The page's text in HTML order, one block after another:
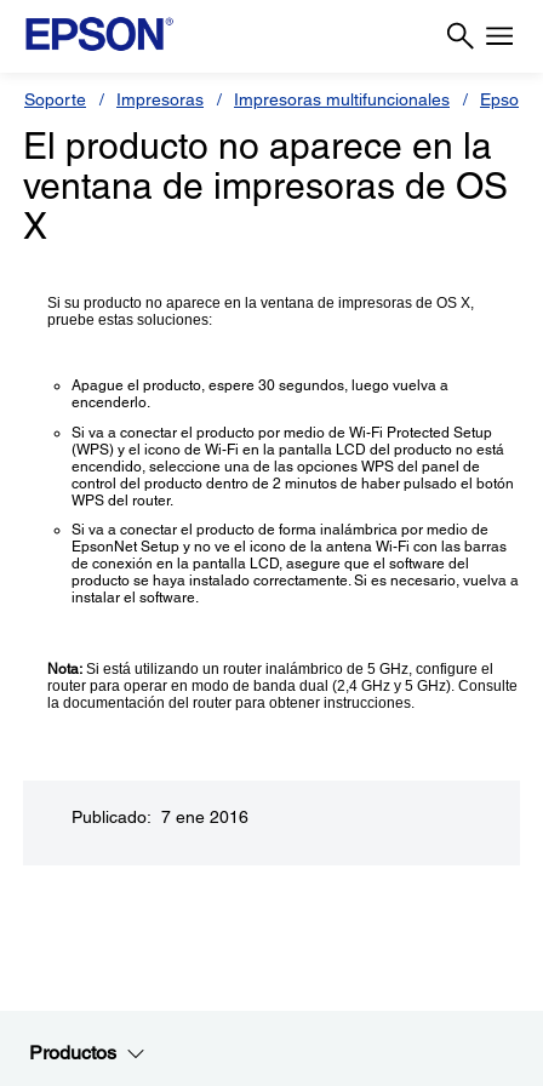
Soporte Impresoras Impresoras multifuncionales Epson L
El producto no aparece en la
ventana de impresoras de OS
X
Si su producto no aparece en la ventana de impresoras de OS X,
pruebe estas soluciones:
Apague el producto, espere 30 segundos, luego vuelva a
encenderlo.
Si va a conectar el producto por medio de Wi-Fi Protected Setup
(WPS) y el icono de Wi-Fi en la pantalla LCD del producto no está
encendido, seleccione una de las opciones WPS del panel de
control del producto dentro de 2 minutos de haber pulsado el botón
WPS del router.
Si va a conectar el producto de forma inalámbrica por medio de
EpsonNet Setup y no ve el icono de la antena Wi-Fi con las barras
de conexión en la pantalla LCD, asegure que el software del
producto se haya instalado correctamente. Si es necesario, vuelva a
instalar el software.
Nota: Si está utilizando un router inalámbrico de 5 GHz, configure el
router para operar en modo de banda dual (2,4 GHz y 5 GHz). Consulte
la documentación del router para obtener instrucciones.
Publicado: 7 ene 2016
Productos